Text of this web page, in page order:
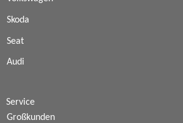
Skoda
Seat
Audi
Service
Großkunden